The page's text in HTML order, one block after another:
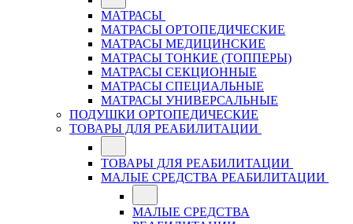
МАТРАСЫ
МАТРАСЫ ОРТОПЕДИЧЕСКИЕ
МАТРАСЫ МЕДИЦИНСКИЕ
МАТРАСЫ ТОНКИЕ (ТОППЕРЫ)
МАТРАСЫ СЕКЦИОННЫЕ
МАТРАСЫ СПЕЦИАЛЬНЫЕ
МАТРАСЫ УНИВЕРСАЛЬНЫЕ
ПОДУШКИ ОРТОПЕДИЧЕСКИЕ
ТОВАРЫ ДЛЯ РЕАБИЛИТАЦИИ
ТОВАРЫ ДЛЯ РЕАБИЛИТАЦИИ
МАЛЫЕ СРЕДСТВА РЕАБИЛИТАЦИИ
МАЛЫЕ СРЕДСТВА